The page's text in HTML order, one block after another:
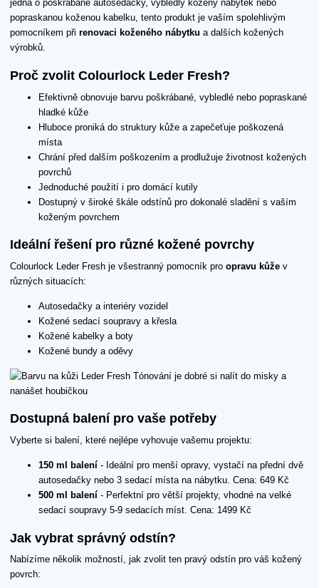
jedná o poškrábané autosedačky, vybledlý kožený nábytek nebo
popraskanou koženou kabelku, tento produkt je vaším spolehlivým
pomocníkem při renovaci koženého nábytku a dalších kožených
výrobků.
Proč zvolit Colourlock Leder Fresh?
Efektivně obnovuje barvu poškrábané, vybledlé nebo popraskané
hladké kůže
Hluboce proniká do struktury kůže a zapečeťuje poškozená
místa
Chrání před dalším poškozením a prodlužuje životnost kožených
povrchů
Jednoduché použití i pro domácí kutily
Dostupný v široké škále odstínů pro dokonalé sladění s vaším
koženým povrchem
Ideální řešení pro různé kožené povrchy
Colourlock Leder Fresh je všestranný pomocník pro opravu kůže v
různých situacích:
Autosedačky a interiéry vozidel
Kožené sedací soupravy a křesla
Kožené kabelky a boty
Kožené bundy a oděvy
Dostupná balení pro vaše potřeby
Vyberte si balení, které nejlépe vyhovuje vašemu projektu:
150 ml balení - Ideální pro menší opravy, vystačí na přední dvě
autosedačky nebo 3 sedací místa na nábytku. Cena: 649 Kč
500 ml balení - Perfektní pro větší projekty, vhodné na velké
sedací soupravy 5-9 sedacích míst. Cena: 1499 Kč
Jak vybrat správný odstín?
Nabízíme několik možností, jak zvolit ten pravý odstín pro váš kožený
povrch: